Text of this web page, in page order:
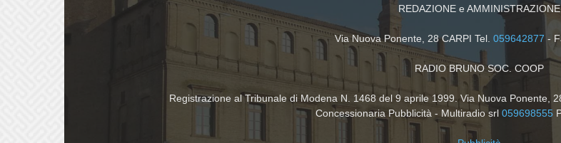
REDAZIONE e AMMINISTRAZIONE
Via Nuova Ponente, 28 CARPI Tel. 059642877 -
RADIO BRUNO SOC. COOP
Registrazione al Tribunale di Modena N. 1468 del 9 aprile 1999. Via Nuova Ponente,
Concessionaria Pubblicità - Multiradio srl 059698555